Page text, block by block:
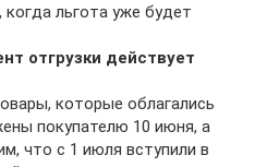
льгота уже будет
отгрузки действует
которые облагались
покупателю 10 июня, а
что с 1 июля вступили в